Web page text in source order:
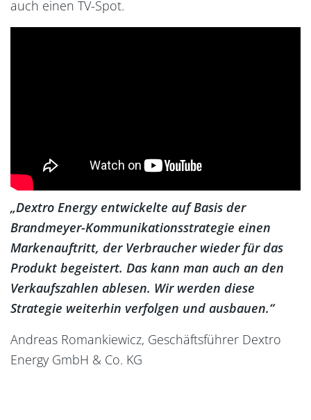
auch einen TV-Spot.
„Dextro Energy entwickelte auf Basis der
Brandmeyer-Kommunikationsstrategie einen
Markenauftritt, der Verbraucher wieder für das
Produkt begeistert. Das kann man auch an den
Verkaufszahlen ablesen. Wir werden diese
Strategie weiterhin verfolgen und ausbauen.“
Andreas Romankiewicz, Geschäftsführer Dextro
Energy GmbH & Co. KG